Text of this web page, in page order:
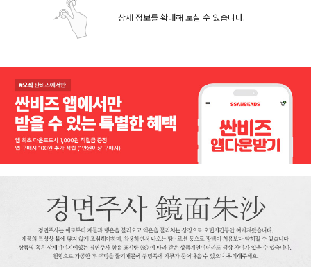
상세 정보를 확대해 보실 수 있습니다.